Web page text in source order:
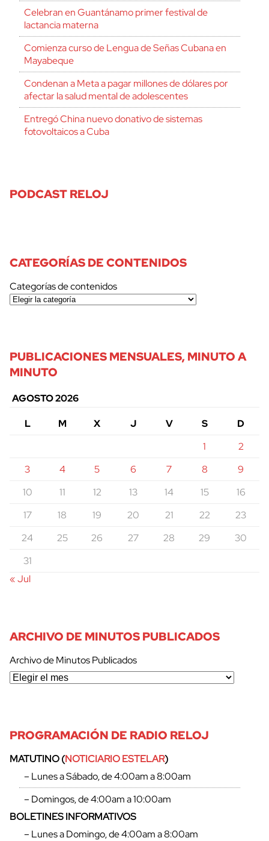
Celebran en Guantánamo primer festival de
lactancia materna
Comienza curso de Lengua de Señas Cubana en
Mayabeque
Condenan a Meta a pagar millones de dólares por
afectar la salud mental de adolescentes
Entregó China nuevo donativo de sistemas
fotovoltaicos a Cuba
PODCAST RELOJ
CATEGORÍAS DE CONTENIDOS
Categorías de contenidos
PUBLICACIONES MENSUALES, MINUTO A
MINUTO
AGOSTO 2026
L
M X J V S
D
1
2
3
4 5 6 7 8
9
10
11 12 13 14 15
16
17
18 19 20 21 22
23
24
25 26 27 28 29
30
31
« Jul
ARCHIVO DE MINUTOS PUBLICADOS
Archivo de Minutos Publicados
PROGRAMACIÓN DE RADIO RELOJ
MATUTINO (NOTICIARIO ESTELAR)
– Lunes a Sábado, de 4:00am a 8:00am
– Domingos, de 4:00am a 10:00am
BOLETINES INFORMATIVOS
– Lunes a Domingo, de 4:00am a 8:00am